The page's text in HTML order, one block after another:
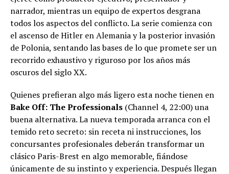
narrador, mientras un equipo de expertos desgrana
todos los aspectos del conflicto. La serie comienza con
el ascenso de Hitler en Alemania y la posterior invasión
de Polonia, sentando las bases de lo que promete ser un
recorrido exhaustivo y riguroso por los años más
oscuros del siglo XX.
Quienes prefieran algo más ligero esta noche tienen en
Bake Off: The Professionals (Channel 4, 22:00) una
buena alternativa. La nueva temporada arranca con el
temido reto secreto: sin receta ni instrucciones, los
concursantes profesionales deberán transformar un
clásico Paris-Brest en algo memorable, fiándose
únicamente de su instinto y experiencia. Después llegan